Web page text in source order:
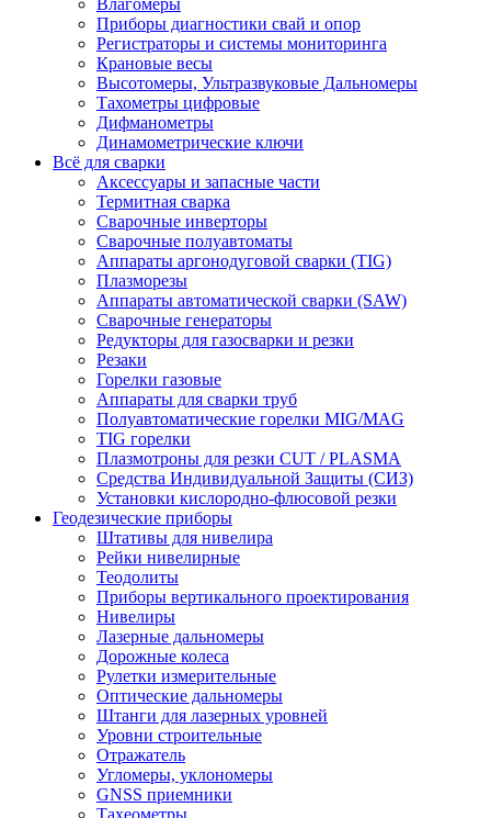
Влагомеры
Приборы диагностики свай и опор
Регистраторы и системы мониторинга
Крановые весы
Высотомеры, Ультразвуковые Дальномеры
Тахометры цифровые
Дифманометры
Динамометрические ключи
Всё для сварки
Аксессуары и запасные части
Термитная сварка
Сварочные инверторы
Сварочные полуавтоматы
Аппараты аргонодуговой сварки (TIG)
Плазморезы
Аппараты автоматической сварки (SAW)
Сварочные генераторы
Редукторы для газосварки и резки
Резаки
Горелки газовые
Аппараты для сварки труб
Полуавтоматические горелки MIG/MAG
TIG горелки
Плазмотроны для резки CUT / PLASMA
Средства Индивидуальной Защиты (СИЗ)
Установки кислородно-флюсовой резки
Геодезические приборы
Штативы для нивелира
Рейки нивелирные
Теодолиты
Приборы вертикального проектирования
Нивелиры
Лазерные дальномеры
Дорожные колеса
Рулетки измерительные
Оптические дальномеры
Штанги для лазерных уровней
Уровни строительные
Отражатель
Угломеры, уклономеры
GNSS приемники
Тахеометры